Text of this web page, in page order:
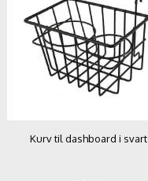
Kurv til dashboard i svart